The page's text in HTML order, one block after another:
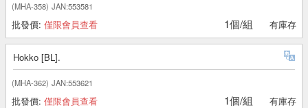
(MHA-358) JAN:553581
批發價: 僅限會員查看 1個/組 有庫存
Hokko [BL].
(MHA-362) JAN:553621
批發價: 僅限會員查看 1個/組 有庫存